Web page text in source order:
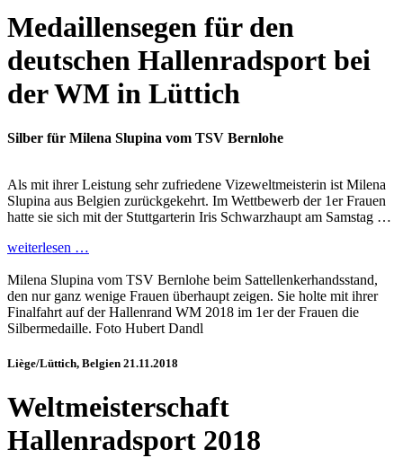
Medaillensegen für den
deutschen Hallenradsport bei
der WM in Lüttich
Silber für Milena Slupina vom TSV Bernlohe
Als mit ihrer Leistung sehr zufriedene Vizeweltmeisterin ist Milena
Slupina aus Belgien zurückgekehrt. Im Wettbewerb der 1er Frauen
hatte sie sich mit der Stuttgarterin Iris Schwarzhaupt am Samstag …
weiterlesen …
Milena Slupina vom TSV Bernlohe beim Sattellenkerhandsstand,
den nur ganz wenige Frauen überhaupt zeigen. Sie holte mit ihrer
Finalfahrt auf der Hallenrand WM 2018 im 1er der Frauen die
Silbermedaille. Foto Hubert Dandl
Liège/Lüttich, Belgien 21.11.2018
Weltmeisterschaft
Hallenradsport 2018